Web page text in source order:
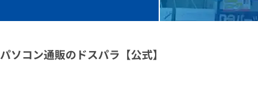
パソコン通販のドスパラ【公式】